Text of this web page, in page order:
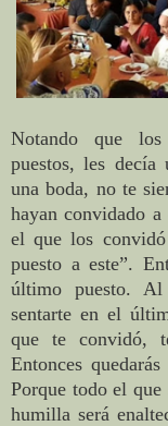
Notando que los
puestos, les decía
una boda, no te
hayan convidado
el que los
puesto a este”.
último puesto.
sentarte en el
que te convidó,
Entonces
Porque todo el
humilla será